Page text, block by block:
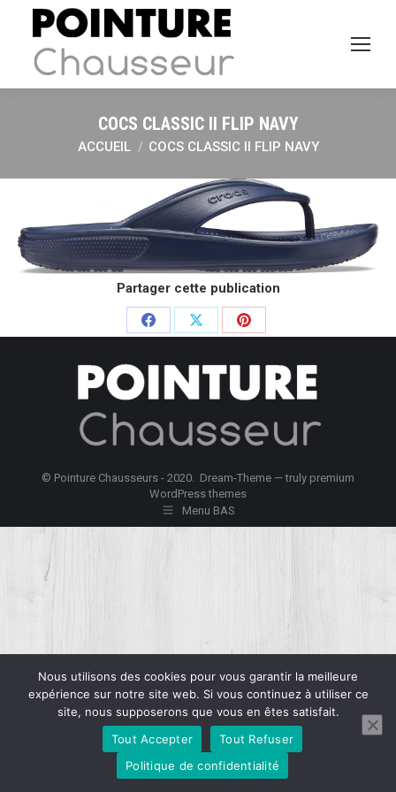
COCS CLASSIC II FLIP NAVY
Vous êtes ici :
ACCUEIL COCS CLASSIC II FLIP NAVY
Partager cette publication
Partager
Facebook
PartagerPartager
Pinterest
© Pointure Chausseurs - 2020. Dream-Theme — truly premium
WordPress themes
Menu BAS
Nous utilisons des cookies pour vous garantir la meilleure
expérience sur notre site web. Si vous continuez à utiliser ce
site, nous supposerons que vous en êtes satisfait.
Tout Accepter
Tout Refuser
Politique de confidentialité